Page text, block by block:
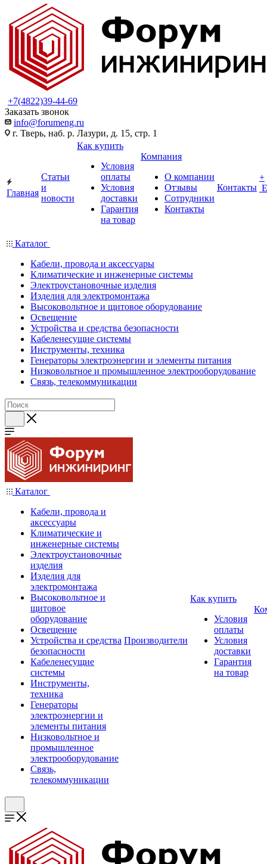
+7(4822)39-44-69
Заказать звонок
info@forumeng.ru
г. Тверь, наб. р. Лазури, д. 15, стр. 1
Главная
Статьи
и
новости
Как купить
Условия
оплаты
Условия
доставки
Гарантия
на товар
Компания
О компании
Отзывы
Сотрудники
Контакты
Контакты
+
Каталог
Кабели, провода и аксессуары
Климатические и инженерные системы
Электроустановочные изделия
Изделия для электромонтажа
Высоковольтное и щитовое оборудование
Освещение
Устройства и средства безопасности
Кабеленесущие системы
Инструменты, техника
Генераторы электроэнергии и элементы питания
Низковольтное и промышленное электрооборудование
Связь, телекоммуникации
Каталог
Кабели, провода и
аксессуары
Климатические и
инженерные системы
Электроустановочные
изделия
Изделия для
электромонтажа
Высоковольтное и
щитовое
оборудование
Освещение
Устройства и средства
безопасности
Кабеленесущие
системы
Инструменты,
техника
Генераторы
электроэнергии и
элементы питания
Низковольтное и
промышленное
электрооборудование
Связь,
телекоммуникации
Производители
Как купить
Условия
оплаты
Условия
доставки
Гарантия
на товар